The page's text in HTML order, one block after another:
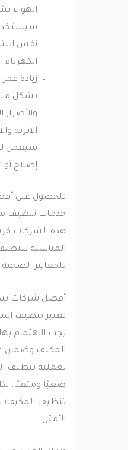
الهواء بشكل
سيستخدم
نفس
الكهرباء.
زيادة عمر
بشكل
والأضرار
الأتربة
سيعمل لفترة
إصلاح أو
للحصول على أفضل
خدمات تنظيف
هذه الشركات فريقًا
المناسبة لتنظيف
للمعايير الصحية
أفضل شركات تنظيف
تعتبر تنظيف
يجب الاهتمام بها
المكيف وضمان عمله
بعملية تنظيف
صعبًا ومتعبًا، لذا
تنظيف المكيفات
الأمثل.